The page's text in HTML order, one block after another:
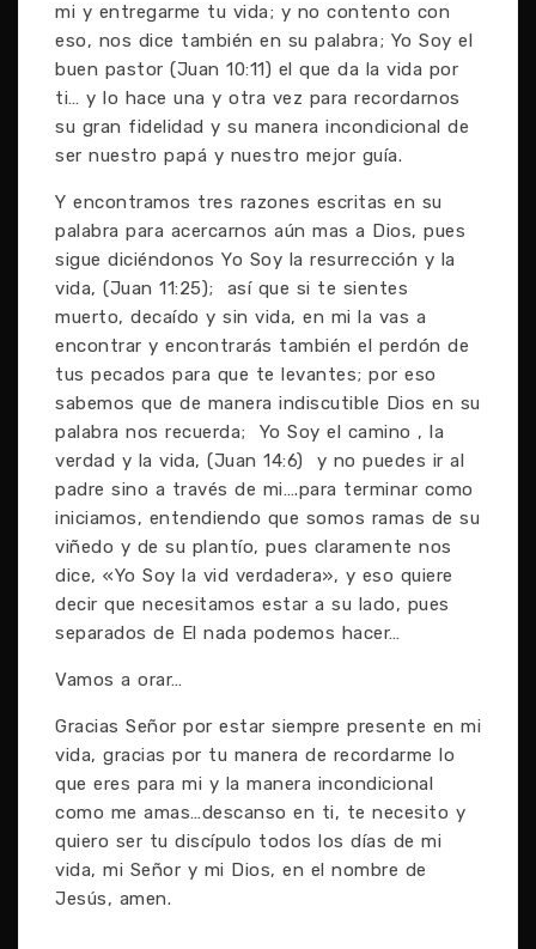
mi y entregarme tu vida; y no contento con
eso, nos dice también en su palabra; Yo Soy el
buen pastor (Juan 10:11) el que da la vida por
ti… y lo hace una y otra vez para recordarnos
su gran fidelidad y su manera incondicional de
ser nuestro papá y nuestro mejor guía.
Y encontramos tres razones escritas en su
palabra para acercarnos aún mas a Dios, pues
sigue diciéndonos Yo Soy la resurrección y la
vida, (Juan 11:25); así que si te sientes
muerto, decaído y sin vida, en mi la vas a
encontrar y encontrarás también el perdón de
tus pecados para que te levantes; por eso
sabemos que de manera indiscutible Dios en su
palabra nos recuerda; Yo Soy el camino , la
verdad y la vida, (Juan 14:6) y no puedes ir al
padre sino a través de mi….para terminar como
iniciamos, entendiendo que somos ramas de su
viñedo y de su plantío, pues claramente nos
dice, «Yo Soy la vid verdadera», y eso quiere
decir que necesitamos estar a su lado, pues
separados de El nada podemos hacer…
Vamos a orar…
Gracias Señor por estar siempre presente en mi
vida, gracias por tu manera de recordarme lo
que eres para mi y la manera incondicional
como me amas…descanso en ti, te necesito y
quiero ser tu discípulo todos los días de mi
vida, mi Señor y mi Dios, en el nombre de
Jesús, amen.